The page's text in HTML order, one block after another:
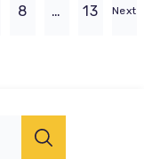
8 … 13 Next